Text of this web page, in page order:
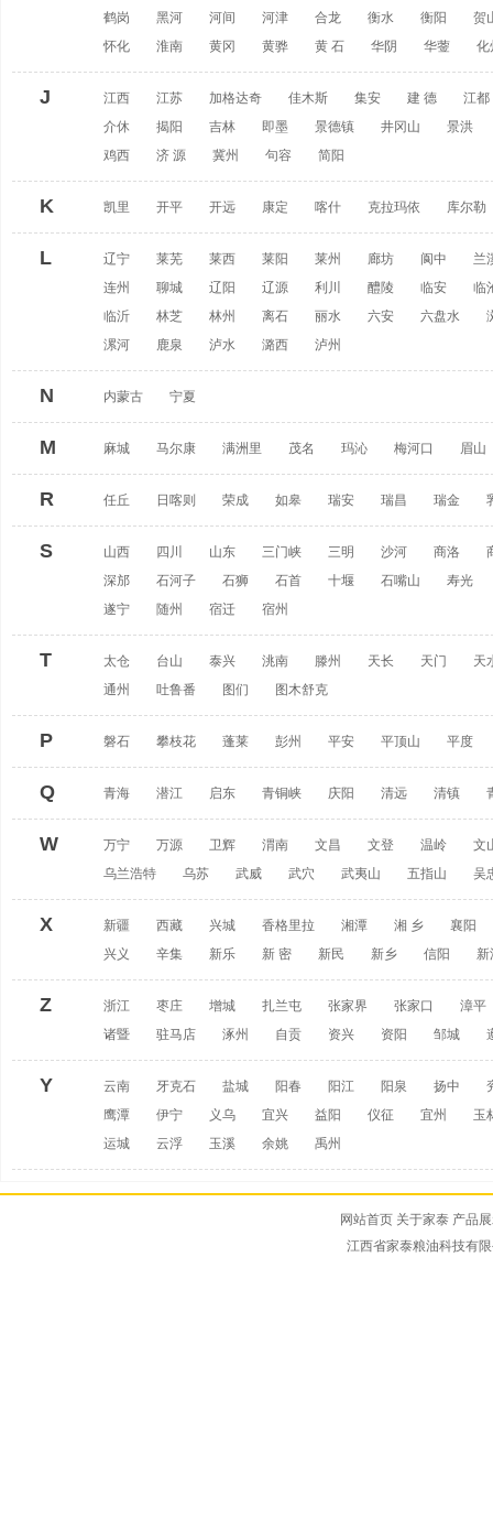
鹤岗
黑河 河间 河津 合龙 衡水 衡阳
贺
怀化
淮南 黄冈 黄骅 黄 石 华阴 华蓥 化
J 江西 江苏 加格达奇 佳木斯 集安 建 德
江都
介休
揭阳 吉林 即墨 景德镇 井冈山
景洪
鸡西
济 源 冀州 句容 简阳
K 凯里 开平 开远 康定 喀什 克拉玛依 库尔勒
L 辽宁 莱芜 莱西 莱阳 莱州 廊坊 阆中
兰
连州
聊城 辽阳 辽源 利川 醴陵 临安
临
临沂
林芝 林州 离石 丽水 六安 六盘水
漯河
鹿泉 泸水 潞西 泸州
N 内蒙古 宁夏
M 麻城 马尔康 满洲里 茂名 玛沁 梅河口 眉山
R 任丘 日喀则 荣成 如皋 瑞安 瑞昌 瑞金
S 山西 四川 山东 三门峡 三明 沙河 商洛
深邡
石河子 石狮 石首 十堰 石嘴山
寿光
遂宁
随州 宿迁 宿州
T 太仓 台山 泰兴 洮南 滕州 天长 天门
天
通州
吐鲁番 图们 图木舒克
P 磐石 攀枝花 蓬莱 彭州 平安 平顶山 平度
Q 青海 潜江 启东 青铜峡 庆阳 清远 清镇
W 万宁 万源 卫辉 渭南 文昌 文登 温岭
文
乌兰浩特
乌苏 武威 武穴 武夷山 五指山 吴
X 新疆 西藏 兴城 香格里拉 湘潭 湘 乡
襄阳
兴义
辛集 新乐 新 密 新民 新乡 信阳 新
Z 浙江 枣庄 增城 扎兰屯 张家界 张家口
漳平
诸暨
驻马店 涿州 自贡 资兴 资阳 邹城
Y 云南 牙克石 盐城 阳春 阳江 阳泉 扬中
鹰潭
伊宁 义乌 宜兴 益阳 仪征 宜州
玉
运城
云浮 玉溪 余姚 禹州
网站首页 关于家泰 产品
江西省家泰粮油科技有